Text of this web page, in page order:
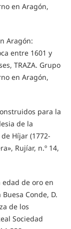
en Aragón,
Aragón:
entre 1601 y
TRAZA. Grupo
en Aragón,
para la
de la
Híjar (1772-
Rujíar, n.º 14,
edad de oro en
Conde, D.
de los
Sociedad